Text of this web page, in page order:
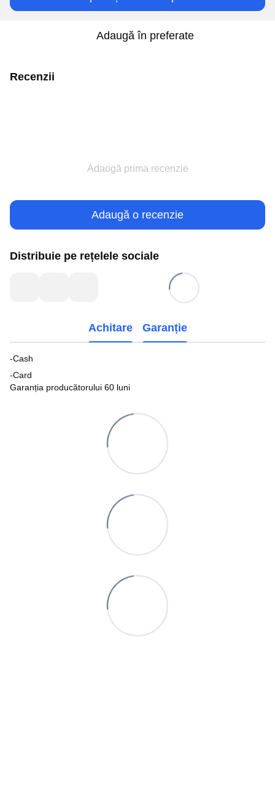
Adaugă în preferate
Recenzii
Adaogă prima recenzie
Adaugă o recenzie
Distribuie pe rețelele sociale
Achitare Garanție
-Cash
-Card
Garanția producătorului 60 luni